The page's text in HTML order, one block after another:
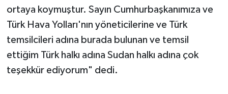
ortaya koymuştur. Sayın Cumhurbaşkanımıza ve
Türk Hava Yolları'nın yöneticilerine ve Türk
temsilcileri adına burada bulunan ve temsil
ettiğim Türk halkı adına Sudan halkı adına çok
teşekkür ediyorum" dedi.